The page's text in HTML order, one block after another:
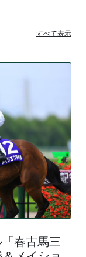
すべて表示
春古馬三